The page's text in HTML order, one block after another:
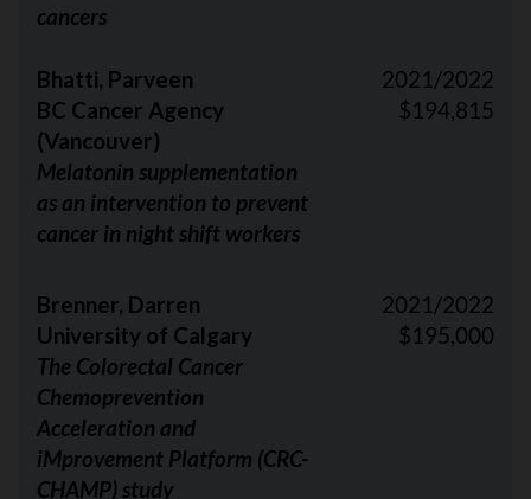
cancers
Bhatti, Parveen
BC Cancer Agency
(Vancouver)
Melatonin supplementation
as an intervention to prevent
cancer in night shift workers
2021/2022
$194,815
Brenner, Darren
University of Calgary
The Colorectal Cancer
Chemoprevention
Acceleration and
iMprovement Platform (CRC-
CHAMP) study
2021/2022
$195,000